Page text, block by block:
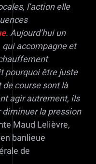
l’action elle
. Aujourd’hui un
qui accompagne et
pourquoi être juste
course sont là
agir autrement, ils
la pression
Maud Lelièvre,
banlieue
de